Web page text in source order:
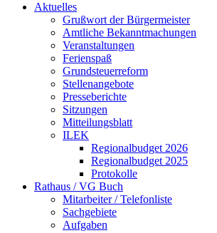
Aktuelles
Grußwort der Bürgermeister
Amtliche Bekanntmachungen
Veranstaltungen
Ferienspaß
Grundsteuerreform
Stellenangebote
Presseberichte
Sitzungen
Mitteilungsblatt
ILEK
Regionalbudget 2026
Regionalbudget 2025
Protokolle
Rathaus / VG Buch
Mitarbeiter / Telefonliste
Sachgebiete
Aufgaben